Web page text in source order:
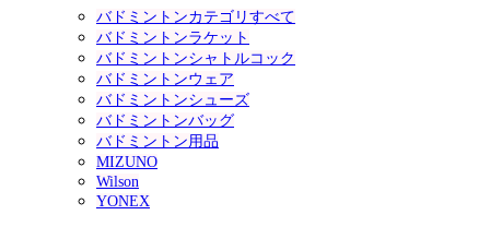
バドミントンカテゴリすべて
バドミントンラケット
バドミントンシャトルコック
バドミントンウェア
バドミントンシューズ
バドミントンバッグ
バドミントン用品
MIZUNO
Wilson
YONEX